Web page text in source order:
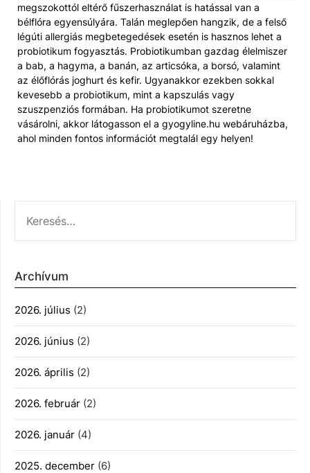
megszokottól eltérő fűszerhasználat is hatással van a
bélflóra egyensúlyára. Talán meglepően hangzik, de a felső
légúti allergiás megbetegedések esetén is hasznos lehet a
probiotikum fogyasztás. Probiotikumban gazdag élelmiszer
a bab, a hagyma, a banán, az articsóka, a borsó, valamint
az élőflórás joghurt és kefir. Ugyanakkor ezekben sokkal
kevesebb a probiotikum, mint a kapszulás vagy
szuszpenziós formában. Ha probiotikumot szeretne
vásárolni, akkor látogasson el a gyogyline.hu webáruházba,
ahol minden fontos információt megtalál egy helyen!
Archívum
2026. július (2)
2026. június (2)
2026. április (2)
2026. február (2)
2026. január (4)
2025. december (6)